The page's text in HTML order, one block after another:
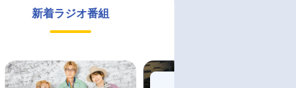
新着ラジオ番組